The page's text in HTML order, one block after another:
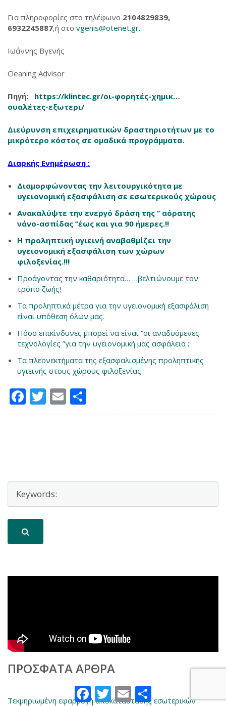
Για πληροφορίες στο τηλέφωνο 2104829839,
6932245887,ή στο vgenis@otenet.gr.
Ιωάννης Βγενής
Cleaning Advisor
Πηγή: https://klintec.gr/οι-φορητές-χημικ…
ουαλέτες-εξωτερι/
Διεύρυνση επιχειρηματικών δραστηριοτήτων με το
μικρότερο κόστος σε ομαδικά προγράμματα.
Διαρκής Ενημέρωση :
Διαμορφώνοντας την λειτουργικότητα με
υγειονομική εξασφάλιση σε εσωτερικούς χώρους
Ανακαλύψτε την ενεργό δράση της ‘’ αόρατης
νάνο-ασπίδας ’’έως και για 90 ήμερες.!!
Η προληπτική υγιεινή αναβαθμίζει την
υγειονομική εξασφάλιση των χώρων
φιλοξενίας.!!!
Προάγοντας την καθαριότητα… …βελτιώνουμε τον
τρόπο ζωής!
Τα προληπτικά μέτρα για την υγειονομική εξασφάλιση
είναι υπόθεση όλων μας.
Πόσο επικίνδυνες μπορεί να είναι “οι αναδυόμενες
τεχνολογίες ”για την υγειονομική μας ασφάλεια ;
Τα πλεονεκτήματα της εξασφαλισμένης προληπτικής
υγιεινής στους χώρους φιλοξενίας.
Facebook
Twitter
Email
ΠΡΌΣΦΑΤΑ ΆΡΘΡΑ
Τεκμηριωμένη εφαρμογή αποκατάστασης εσωτερικών
FacebookTwitterEmail